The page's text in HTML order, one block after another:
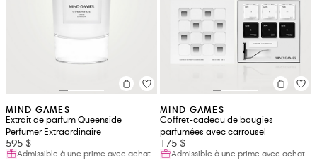
MIND GAMES
Extrait de parfum Queenside
Perfumer Extraordinaire
595 $
Admissible à une prime avec achat
MIND GAMES
Coffret-cadeau de bougies
parfumées avec carrousel
175 $
Admissible à une prime avec achat